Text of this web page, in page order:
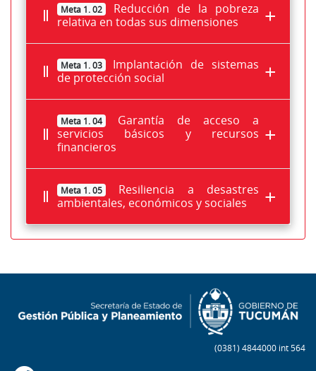
Meta 1. 02 Reducción de la pobreza
relativa en todas sus dimensiones
Meta 1. 03 Implantación de sistemas
de protección social
Meta 1. 04 Garantía de acceso a
servicios básicos y recursos
financieros
Meta 1. 05 Resiliencia a desastres
ambientales, económicos y sociales
(0381) 4844000 int 564